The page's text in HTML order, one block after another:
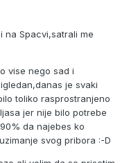
na Spacvi,satrali me
vise nego sad i
je svaki
toliko rasprostranjeno
jer nije bilo potrebe
da najebes ko
svog pribora :-D